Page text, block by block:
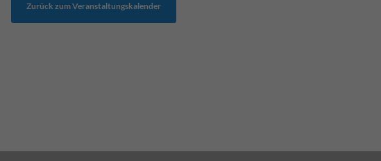
Zurück zum Veranstaltungskalender